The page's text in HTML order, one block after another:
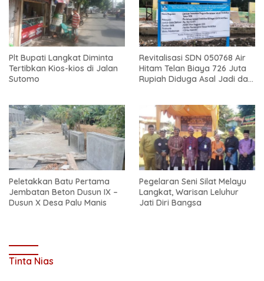
Plt Bupati Langkat Diminta
Tertibkan Kios-kios di Jalan
Sutomo
Revitalisasi SDN 050768 Air
Hitam Telan Biaya 726 Juta
Rupiah Diduga Asal Jadi dan
Peletakkan Batu Pertama
Jembatan Beton Dusun IX –
Dusun X Desa Palu Manis
Pegelaran Seni Silat Melayu
Langkat, Warisan Leluhur
Jati Diri Bangsa
Tinta Nias